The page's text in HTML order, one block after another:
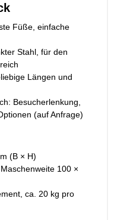
Füße, einfache
Stahl, für den
Längen und
Besucherlenkung,
(auf Anfrage)
(B × H)
100 ×
ca. 20 kg pro